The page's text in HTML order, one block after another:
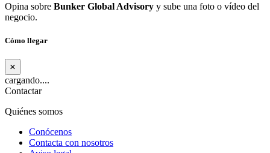
Opina sobre Bunker Global Advisory y sube una foto o vídeo del
negocio.
Cómo llegar
×
cargando....
Contactar
Quiénes somos
Conócenos
Contacta con nosotros